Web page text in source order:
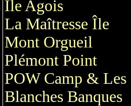
Ile Agois
La Maîtresse Île
Mont Orgueil
Plémont Point
POW Camp & Les
Blanches Banques